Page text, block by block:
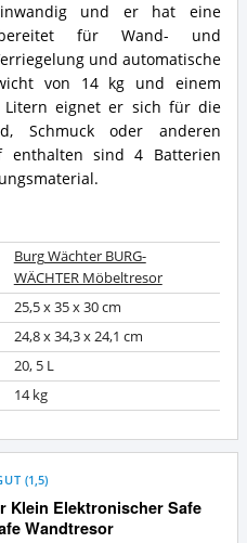
und er hat eine
für Wand- und
und automatische
von 14 kg und einem
Litern eignet er sich für die
Schmuck oder anderen
enthalten sind 4 Batterien
Burg Wächter BURG-
WÄCHTER Möbeltresor
25,5 x 35 x 30 cm
24,8 x 34,3 x 24,1 cm
20, 5 L
14 kg
Klein Elektronischer Safe
Wandtresor
(1,5)